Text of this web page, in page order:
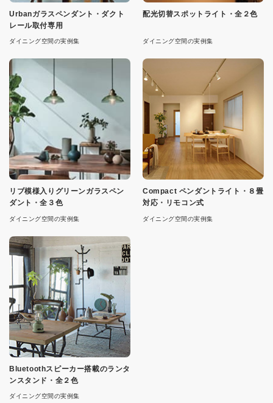
Urbanガラスペンダント・ダクト
レール取付専用
ダイニング空間の実例集
配光切替スポットライト・全２色
ダイニング空間の実例集
リブ模様入りグリーンガラスペン
ダント・全３色
ダイニング空間の実例集
Compact ペンダントライト・８畳
対応・リモコン式
ダイニング空間の実例集
Bluetoothスピーカー搭載のランタ
ンスタンド・全２色
ダイニング空間の実例集